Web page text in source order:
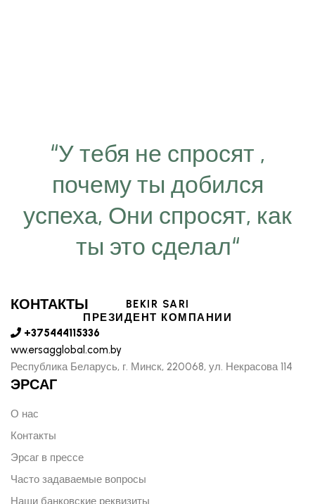
“У тебя не спросят ,
почему ты добился
успеха, Они спросят, как
ты это сделал“
BEKIR SARI
ПРЕЗИДЕНТ КОМПАНИИ
КОНТАКТЫ
+375444115336
ww.ersagglobal.com.by
Республика Беларусь, г. Минск, 220068, ул. Некрасова 114
ЭРСАГ
О нас
Контакты
Эрсаг в прессе
Часто задаваемые вопросы
Наши банковские реквизиты